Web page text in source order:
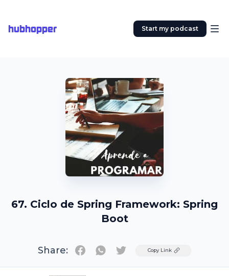
hubhopper Start my podcast
67. Ciclo de Spring Framework: Spring
Boot
Share: TwitterCopy Link